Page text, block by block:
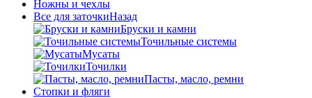
Ножны и чехлы
Все для заточкиНазад
Бруски и камни
Точильные системы
Мусаты
Точилки
Пасты, масло, ремни
Стопки и фляги